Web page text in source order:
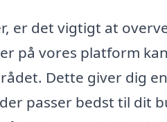
er det vigtigt at
på vores platform
Dette giver dig
passer bedst til dit